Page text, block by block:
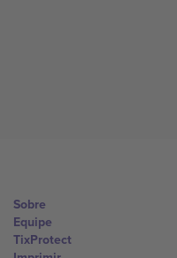
Sobre
Equipe
TixProtect